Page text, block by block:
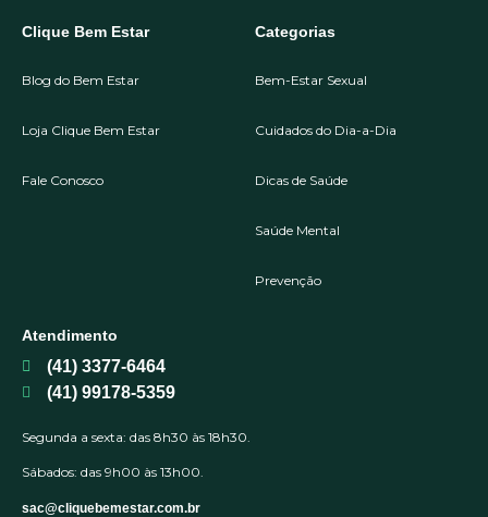
Clique Bem Estar
Blog do Bem Estar
Loja Clique Bem Estar
Fale Conosco
Categorias
Bem-Estar Sexual
Cuidados do Dia-a-Dia
Dicas de Saúde
Saúde Mental
Prevenção
Atendimento
(41) 3377-6464
(41) 99178-5359
Segunda a sexta: das 8h30 às 18h30.
Sábados: das 9h00 às 13h00.
sac@cliquebemestar.com.br